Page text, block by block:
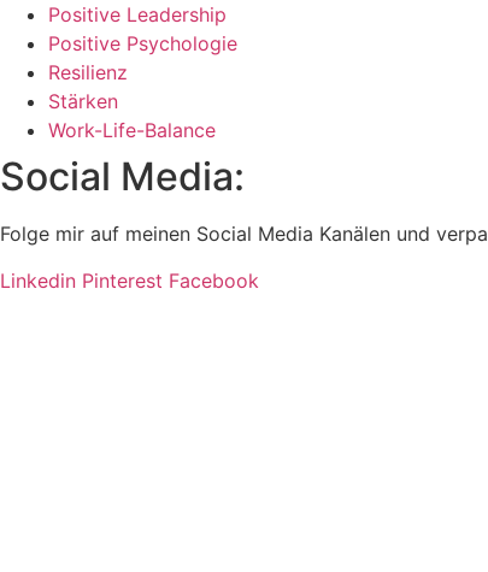
Positive Leadership
Positive Psychologie
Resilienz
Stärken
Work-Life-Balance
Social Media:
Folge mir auf meinen Social Media Kanälen und
Linkedin Pinterest Facebook